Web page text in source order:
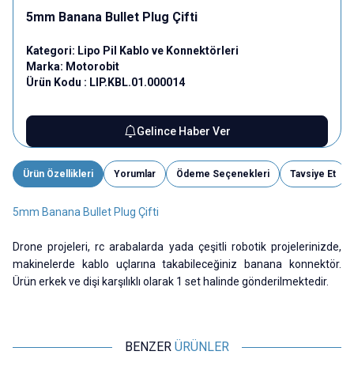
5mm Banana Bullet Plug Çifti
Kategori: Lipo Pil Kablo ve Konnektörleri
Marka: Motorobit
Ürün Kodu : LIP.KBL.01.000014
Gelince Haber Ver
Ürün Özellikleri Yorumlar Ödeme Seçenekleri Tavsiye Et
5mm Banana Bullet Plug Çifti
Drone projeleri, rc arabalarda yada çeşitli robotik projelerinizde,
makinelerde kablo uçlarına takabileceğiniz banana konnektör.
Ürün erkek ve dişi karşılıklı olarak 1 set halinde gönderilmektedir.
BENZER ÜRÜNLER